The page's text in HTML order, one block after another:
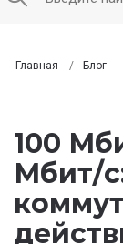
Главная Блог
100
Мбит/